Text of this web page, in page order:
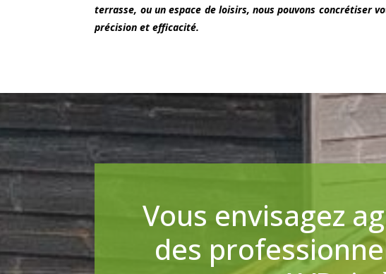
terrasse, ou un espace de loisirs, nous pouvons concrétiser
précision et efficacité.
Vous envisagez
des